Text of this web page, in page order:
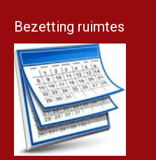
Bezetting ruimtes